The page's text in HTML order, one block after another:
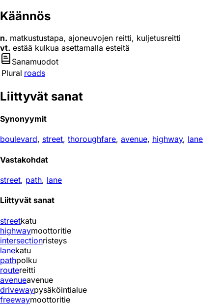
Käännös
n. matkustustapa, ajoneuvojen reitti, kuljetusreitti
vt. estää kulkua asettamalla esteitä
Sanamuodot
Plural roads
Liittyvät sanat
Synonyymit
boulevard, street, thoroughfare, avenue, highway, lane
Vastakohdat
street, path, lane
Liittyvät sanat
streetkatu
highwaymoottoritie
intersectionristeys
lanekatu
pathpolku
routereitti
avenueavenue
drivewaypysäköintialue
freewaymoottoritie